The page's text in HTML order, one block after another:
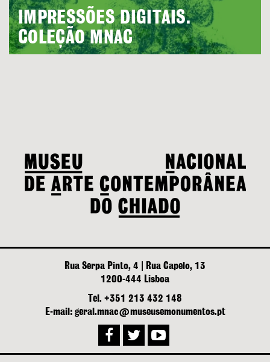
IMPRESSÕES DIGITAIS.
COLEÇÃO MNAC
Rua Serpa Pinto, 4 | Rua Capelo, 13
1200-444 Lisboa
Tel. +351 213 432 148
E-mail: geral.mnac@museusemonumentos.pt